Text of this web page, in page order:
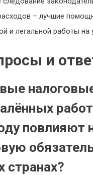
– лучшие
и легальной работы на
и
повлияют
странах?